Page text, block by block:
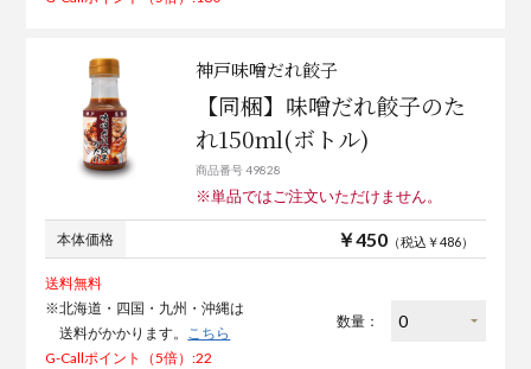
神戸味噌だれ餃子
【同梱】味噌だれ餃子のた
れ150ml(ボトル)
商品番号 49828
※単品ではご注文いただけません。
本体価格 ￥450（税込￥486）
送料無料
※北海道・四国・九州・沖縄は
送料がかかります。 こちら
G-Callポイント（5倍）:22
数量：